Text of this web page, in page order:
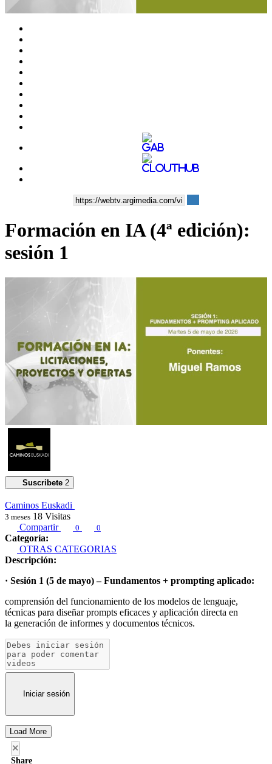
Formación en IA (4ª edición):
sesión 1
Suscribete 2
Caminos Euskadi
3 meses 18 Visitas
Compartir
0 0
Categoría:
OTRAS CATEGORIAS
Descripción:
· Sesión 1 (5 de mayo) – Fundamentos + prompting aplicado:
comprensión del funcionamiento de los modelos de lenguaje,
técnicas para diseñar prompts eficaces y aplicación directa en
la generación de informes y documentos técnicos.
Iniciar sesión
Load More
×
Share